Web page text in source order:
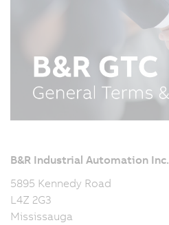
B&R Industrial Automation Inc.
5895 Kennedy Road
L4Z 2G3
Mississauga